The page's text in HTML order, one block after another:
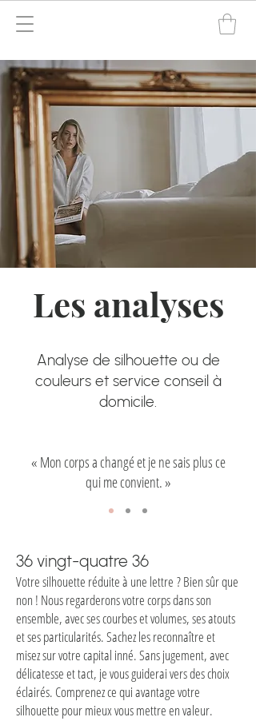
Les analyses
Analyse de silhouette ou de
couleurs et service conseil à
domicile.
« Mon corps a changé et je ne sais plus ce
qui me convient. »
36 vingt-quatre 36
Votre silhouette réduiteà une lettre ? Bien sûr que
non ! Nous regarderons votre corps dans son
ensemble, avec ses courbes et volumes, ses atouts
et ses particularités. Sachez les reconnaître et
misez sur votre capital inné. Sans jugement, avec
délicatesse et tact, je vous guiderai vers des choix
éclairés. Comprenez ce qui avantage votre
silhouette pourmieux vous mettre en valeur.